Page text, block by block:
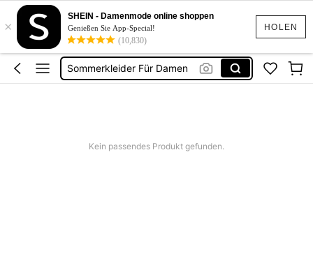
HOLEN
×
SHEIN - Damenmode online shoppen
Genießen Sie App-Special!
(10,830)
Festival Outfit Damen
Squishies
Sommerkleider Für Damen
Bikini
Kein passendes Produkt gefunden.